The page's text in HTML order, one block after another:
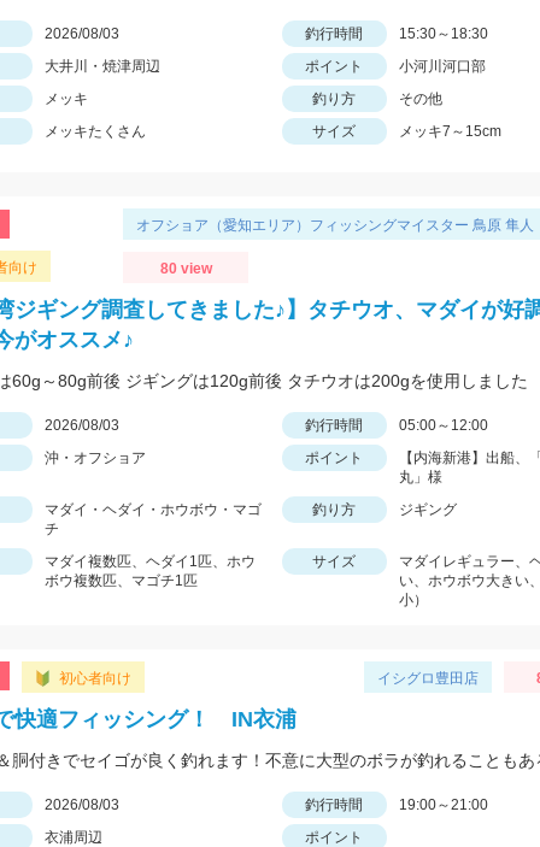
2026/08/03 釣行時間
15:30～18:30
大井川・焼津周辺
ポイント
小河川河口部
メッキ
釣り方
その他
メッキたくさん
サイズ メッキ7～15cm
向け
オフショア（愛知エリア）フィッシングマイスター 鳥原 隼人
80 view
ジギング調査してきました♪】タチウオ、マダイが好
がオススメ♪
60g～80g前後 ジギングは120g前後 タチウオは200gを使用しました
2026/08/03 釣行時間
05:00～12:00
沖・オフショア
ポイント
【内海新港】出船、
丸」様
マダイ・ヘダイ・ホウボウ・マゴ
チ
釣り方 ジギング
マダイ複数匹、ヘダイ1匹、ホウ
ボウ複数匹、マゴチ1匹
サイズ
マダイレギュラー、
い、ホウボウ大きい
小）
初心者向け イシグロ豊田店
快適フィッシング！ IN衣浦
2026/08/03 釣行時間
19:00～21:00
衣浦周辺
ポイント